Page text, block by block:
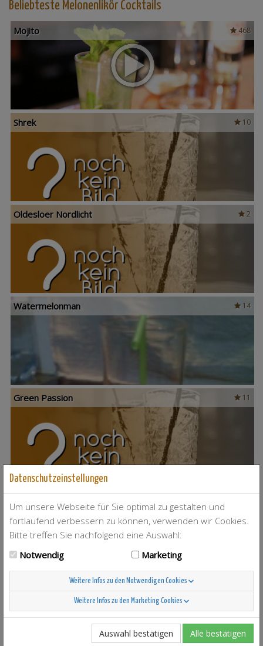
Beliebteste Melonenlikör Cocktails
468
Mojito
10
Shrek
2
Oldesloer Nordlicht
14
Watermelonman
11
Green Passion
Sex on the Beach (Fritz edit)
Datenschutzeinstellungen
Um unsere Webseite für Sie optimal zu gestalten und
fortlaufend verbessern zu können, verwenden wir Cookies.
Bitte treffen Sie nachfolgend eine Auswahl:
Notwendig
Marketing
Weitere Infos zu den Notwendigen Cookies
Weitere Infos zu den Marketing Cookies
Auswahl bestätigen Alle bestätigen